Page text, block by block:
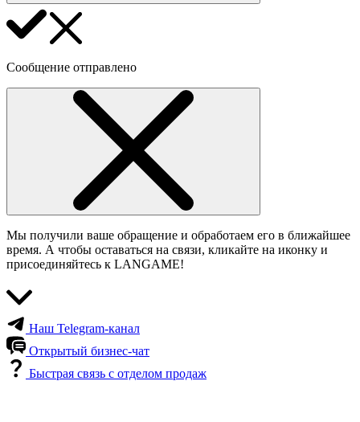
Сообщение отправлено
Мы получили ваше обращение и обработаем его в ближайшее
время. А чтобы оставаться на связи, кликайте на иконку и
присоединяйтесь к LANGAME!
Наш Telegram-канал
Открытый бизнес-чат
Быстрая связь с отделом продаж